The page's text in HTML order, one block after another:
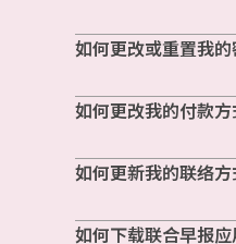
如何更改或重置我的
如何更改我的付款方
如何更新我的联络方
如何下载联合早报应